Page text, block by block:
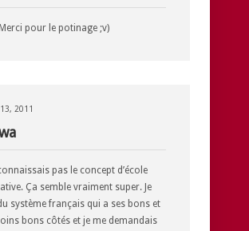
Merci pour le potinage ;v)
2011
connaissais pas le concept d’école
Ça semble vraiment super. Je
système français qui a ses bons et
bons côtés et je me demandais